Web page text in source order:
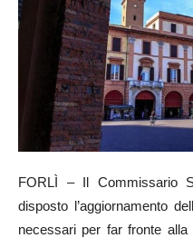
FORLÌ – Il Commissario
disposto l’aggiornamento
necessari per far fronte alla